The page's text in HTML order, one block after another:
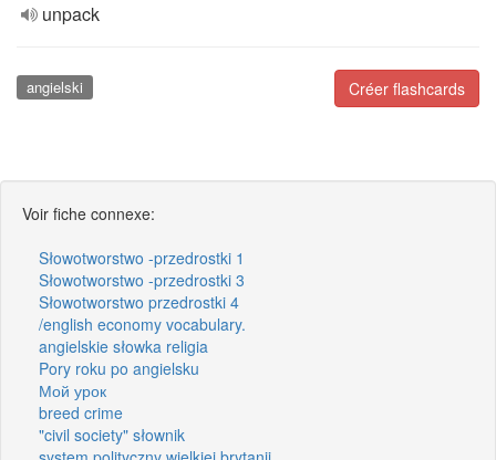
unpack
Créer flashcards
angielski
Voir fiche connexe:
Słowotworstwo -przedrostki 1
Słowotworstwo -przedrostki 3
Słowotworstwo przedrostki 4
/english economy vocabulary.
angielskie słowka religia
Pory roku po angielsku
Мой урок
breed crime
"civil society" słownik